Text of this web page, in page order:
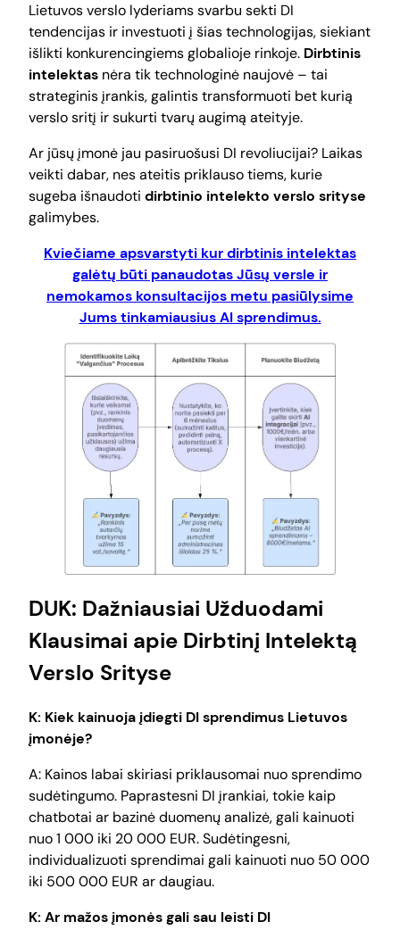
Lietuvos verslo lyderiams svarbu sekti DI
tendencijas ir investuoti į šias technologijas, siekiant
išlikti konkurencingiems globalioje rinkoje. Dirbtinis
intelektas nėra tik technologinė naujovė – tai
strateginis įrankis, galintis transformuoti bet kurią
verslo sritį ir sukurti tvarų augimą ateityje.
Ar jūsų įmonė jau pasiruošusi DI revoliucijai? Laikas
veikti dabar, nes ateitis priklauso tiems, kurie
sugeba išnaudoti dirbtinio intelekto verslo srityse
galimybes.
Kviečiame apsvarstyti kur dirbtinis intelektas
galėtų būti panaudotas Jūsų versle ir
nemokamos konsultacijos metu pasiūlysime
Jums tinkamiausius AI sprendimus.
DUK: Dažniausiai Užduodami
Klausimai apie Dirbtinį Intelektą
Verslo Srityse
K: Kiek kainuoja įdiegti DI sprendimus Lietuvos
įmonėje?
A: Kainos labai skiriasi priklausomai nuo sprendimo
sudėtingumo. Paprastesni DI įrankiai, tokie kaip
chatbotai ar bazinė duomenų analizė, gali kainuoti
nuo 1 000 iki 20 000 EUR. Sudėtingesni,
individualizuoti sprendimai gali kainuoti nuo 50 000
iki 500 000 EUR ar daugiau.
K: Ar mažos įmonės gali sau leisti DI